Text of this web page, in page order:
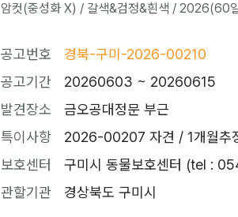
암컷(중성화 X) / 갈색&검정&흰색 / 2026(60
공고번호
경북-구미-2026-00210
공고기간
20260603 ~ 20260615
발견장소
금오공대정문 부근
특이사항
2026-00207 자견 / 1개월추
보호센터
구미시 동물보호센터 (tel :
관할기관
경상북도 구미시